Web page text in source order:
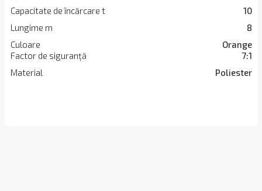
Capacitate de încărcare t
10
Lungime m
8
Culoare
Orange
Factor de siguranță
7:1
Material
Poliester